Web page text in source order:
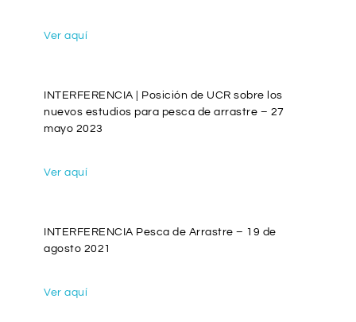
Ver aquí
INTERFERENCIA | Posición de UCR sobre los
nuevos estudios para pesca de arrastre – 27
mayo 2023
Ver aquí
INTERFERENCIA Pesca de Arrastre – 19 de
agosto 2021
Ver aquí